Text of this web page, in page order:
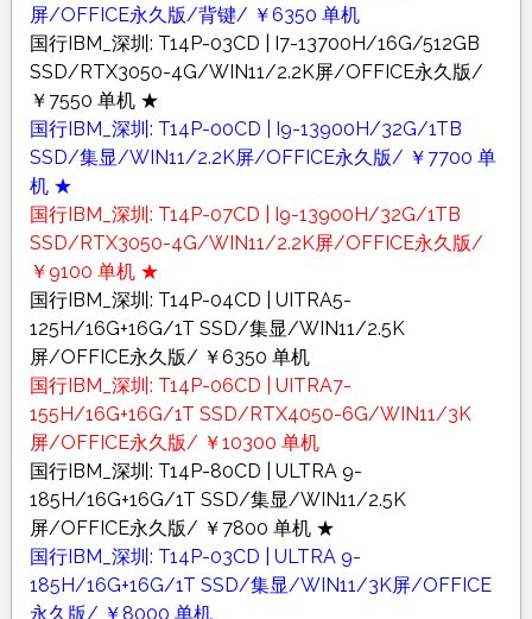
屏/OFFICE永久版/背键/ ￥6350 单机
国行IBM_深圳: T14P-03CD | I7-13700H/16G/512GB
SSD/RTX3050-4G/WIN11/2.2K屏/OFFICE永久版/
￥7550 单机 ★
国行IBM_深圳: T14P-00CD | I9-13900H/32G/1TB
SSD/集显/WIN11/2.2K屏/OFFICE永久版/ ￥7700 单
机 ★
国行IBM_深圳: T14P-07CD | I9-13900H/32G/1TB
SSD/RTX3050-4G/WIN11/2.2K屏/OFFICE永久版/
￥9100 单机 ★
国行IBM_深圳: T14P-04CD | UITRA5-
125H/16G+16G/1T SSD/集显/WIN11/2.5K
屏/OFFICE永久版/ ￥6350 单机
国行IBM_深圳: T14P-06CD | UITRA7-
155H/16G+16G/1T SSD/RTX4050-6G/WIN11/3K
屏/OFFICE永久版/ ￥10300 单机
国行IBM_深圳: T14P-80CD | ULTRA 9-
185H/16G+16G/1T SSD/集显/WIN11/2.5K
屏/OFFICE永久版/ ￥7800 单机 ★
国行IBM_深圳: T14P-03CD | ULTRA 9-
185H/16G+16G/1T SSD/集显/WIN11/3K屏/OFFICE
永久版/ ￥8000 单机